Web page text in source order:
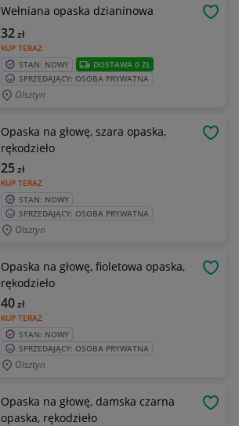
Wełniana opaska dzianinowa
KUP TERAZ
32zł
STAN: NOWY
DOSTAWA 0 ZŁ
SPRZEDAJĄCY: OSOBA PRYWATNA
Olsztyn
Opaska na głowę, szara opaska,
rękodzieło
KUP TERAZ
25zł
STAN: NOWY
SPRZEDAJĄCY: OSOBA PRYWATNA
Olsztyn
Opaska na głowę, fioletowa opaska,
rękodzieło
KUP TERAZ
40zł
STAN: NOWY
SPRZEDAJĄCY: OSOBA PRYWATNA
Olsztyn
Opaska na głowę, damska czarna
opaska, rękodzieło